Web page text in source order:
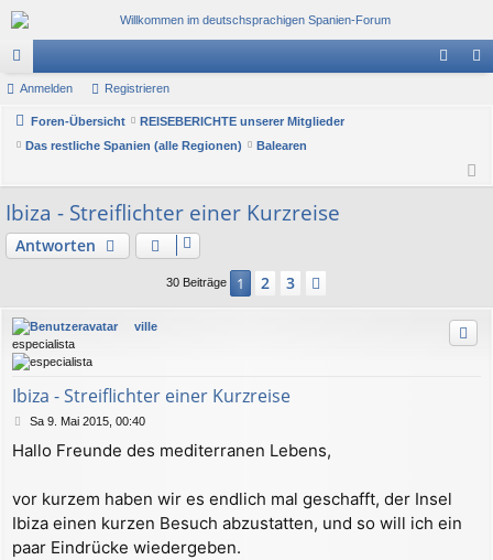
or
en
de re
Anmelden Registrieren
Foren-Übersicht
REISEBERICHTE unserer Mitglieder
Das restliche Spanien (alle Regionen)
Balearen
Ibiza - Streiflichter einer Kurzreise
Antworten
30 Beiträge 1 2 3
ville
especialista
Ibiza - Streiflichter einer Kurzreise
B
i
a
g
Sa 9. Mai 2015, 00:40
Hallo Freunde des mediterranen Lebens,
vor kurzem haben wir es endlich mal geschafft, der Insel
Ibiza einen kurzen Besuch abzustatten, und so will ich ein
paar Eindrücke wiedergeben.